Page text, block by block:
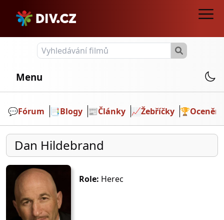
Menu
💬️Fórum 📑Blogy 📰Články 📈Žebříčky 🏆Ocenění
Dan Hildebrand
Role: Herec